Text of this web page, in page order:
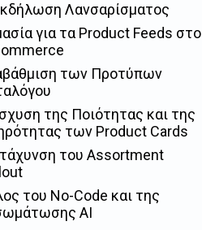
Λανσαρίσματος
για τα Product Feeds στο
των Προτύπων
της Ποιότητας και της
των Product Cards
του Assortment
του No-Code και της
AI